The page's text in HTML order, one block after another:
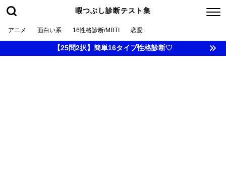
暇つぶし診断テスト集
アニメ 面白い系 16性格診断/MBTI 恋愛
【25問2択】簡単16タイプ性格診断♡